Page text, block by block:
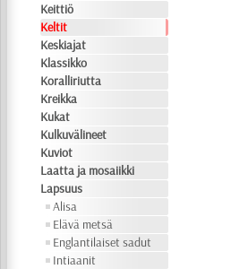
Keittiö
Keltit
Keskiajat
Klassikko
Koralliriutta
Kreikka
Kukat
Kulkuvälineet
Kuviot
Laatta ja mosaiikki
Lapsuus
Alisa
Elävä metsä
Englantilaiset sadut
Intiaanit